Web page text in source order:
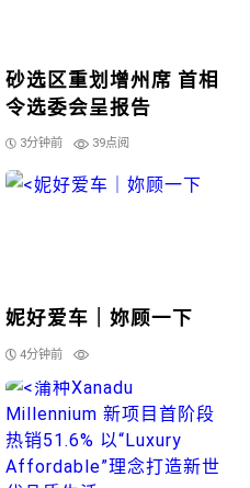
砂选区重划增州席 首相
令选委会呈报告
3分钟前 39点阅
妮好爱车｜妳顾一下
4分钟前